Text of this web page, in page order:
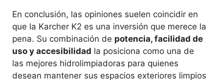
En conclusión, las opiniones suelen coincidir en
que la Karcher K2 es una inversión que merece la
pena. Su combinación de potencia, facilidad de
uso y accesibilidad la posiciona como una de
las mejores hidrolimpiadoras para quienes
desean mantener sus espacios exteriores limpios